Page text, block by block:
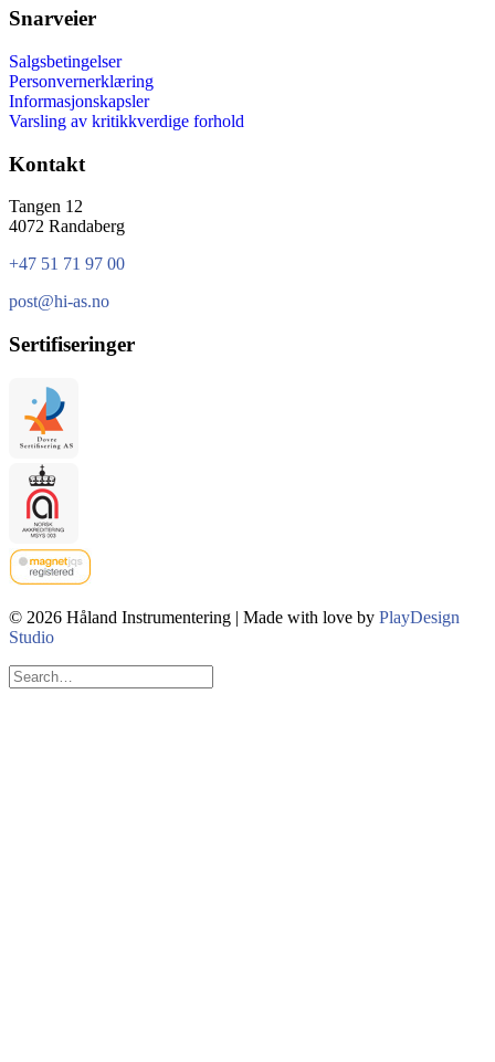
Snarveier
Salgsbetingelser
Personvernerklæring
Informasjonskapsler
Varsling av kritikkverdige forhold
Kontakt
Tangen 12
4072 Randaberg
+47 51 71 97 00
post@hi-as.no
Sertifiseringer
© 2026 Håland Instrumentering | Made with love by PlayDesign
Studio